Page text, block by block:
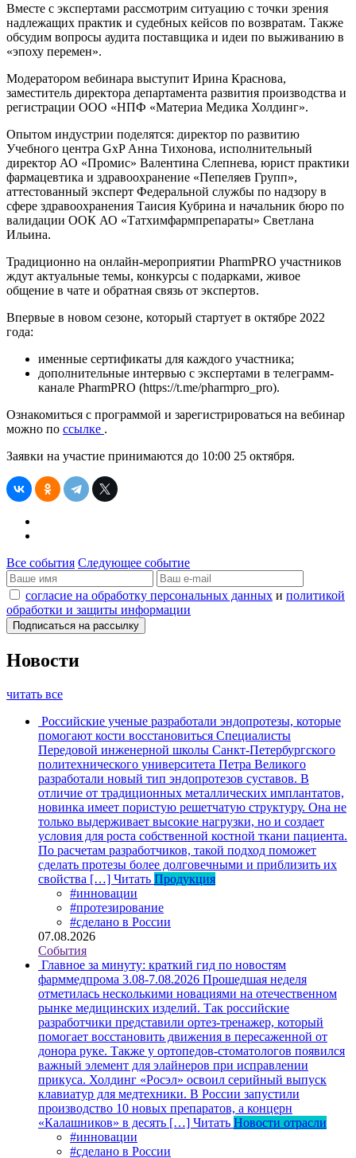
Вместе с экспертами рассмотрим ситуацию с точки зрения
надлежащих практик и судебных кейсов по возвратам. Также
обсудим вопросы аудита поставщика и идеи по выживанию в
«эпоху перемен».
Модератором вебинара выступит Ирина Краснова,
заместитель директора департамента развития производства и
регистрации OOO «НПФ «Материа Медика Холдинг».
Опытом индустрии поделятся: директор по развитию
Учебного центра GxP Анна Тихонова, исполнительный
директор АО «Промис» Валентина Слепнева, юрист практики
фармацевтика и здравоохранение «Пепеляев Групп»,
аттестованный эксперт Федеральной службы по надзору в
сфере здравоохранения Таисия Кубрина и начальник бюро по
валидации ООК АО «Татхимфармпрепараты» Светлана
Ильина.
Традиционно на онлайн-мероприятии PharmPRO участников
ждут актуальные темы, конкурсы с подарками, живое
общение в чате и обратная связь от экспертов.
Впервые в новом сезоне, который стартует в октябре 2022
года:
именные сертификаты для каждого участника;
дополнительные интервью с экспертами в телеграмм-
канале PharmPRO (https://t.me/pharmpro_pro).
Ознакомиться с программой и зарегистрироваться на вебинар
можно по ссылке .
Заявки на участие принимаются до 10:00 25 октября.
Все события Следующее событие
согласие на обработку персональных данных и политикой
обработки и защиты информации
Новости
читать все
Российские ученые разработали эндопротезы, которые
помогают кости восстановиться Специалисты
Передовой инженерной школы Санкт-Петербургского
политехнического университета Петра Великого
разработали новый тип эндопротезов суставов. В
отличие от традиционных металлических имплантатов,
новинка имеет пористую решетчатую структуру. Она не
только выдерживает высокие нагрузки, но и создает
условия для роста собственной костной ткани пациента.
По расчетам разработчиков, такой подход поможет
сделать протезы более долговечными и приблизить их
свойства […] Читать Продукция
#инновации
#протезирование
#сделано в России
07.08.2026
События
Главное за минуту: краткий гид по новостям
фарммедпрома 3.08-7.08.2026 Прошедшая неделя
отметилась несколькими новациями на отечественном
рынке медицинских изделий. Так российские
разработчики представили ортез-тренажер, который
помогает восстановить движения в пересаженной от
донора руке. Также у ортопедов-стоматологов появился
важный элемент для элайнеров при исправлении
прикуса. Холдинг «Росэл» освоил серийный выпуск
клавиатур для медтехники. В России запустили
производство 10 новых препаратов, а концерн
«Калашников» в десять […] Читать Новости отрасли
#инновации
#сделано в России